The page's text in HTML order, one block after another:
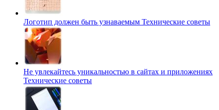
Логотип должен быть узнаваемым Технические советы
Не увлекайтесь уникальностью в сайтах и приложениях
Технические советы